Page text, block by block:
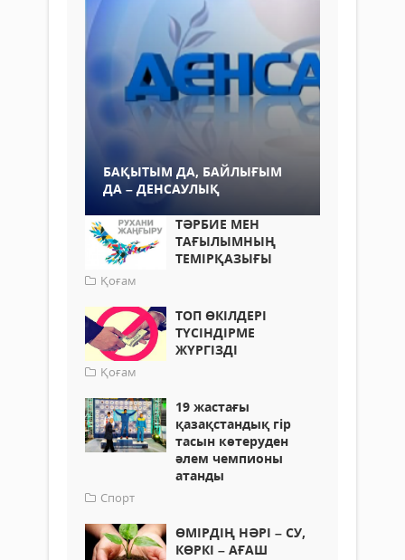
БАҚЫТЫМ ДА, БАЙЛЫҒЫМ
ДА – ДЕНСАУЛЫҚ
ТӘРБИЕ МЕН
ТАҒЫЛЫМНЫҢ
ТЕМІРҚАЗЫҒЫ
Қоғам
ТОП ӨКІЛДЕРІ
ТҮСІНДІРМЕ
ЖҮРГІЗДІ
Қоғам
19 жастағы
қазақстандық гір
тасын көтеруден
әлем чемпионы
атанды
Спорт
ӨМІРДІҢ НӘРІ – СУ,
КӨРКІ – АҒАШ